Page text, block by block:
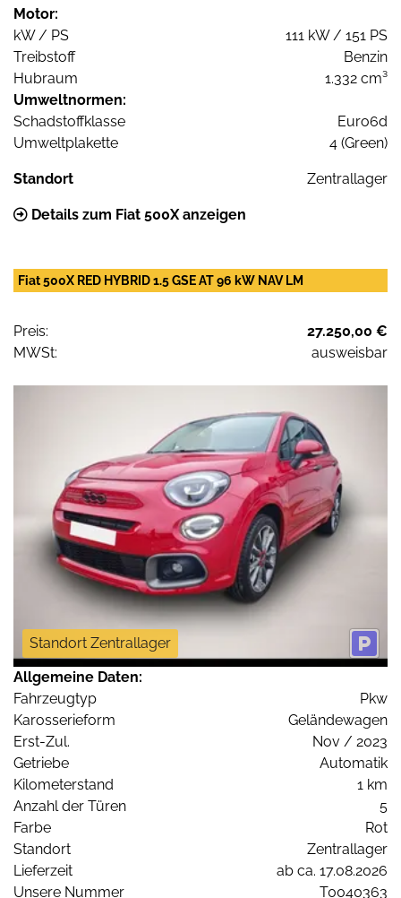
Motor:
kW / PS
111 kW / 151 PS
Treibstoff
Benzin
Hubraum
1.332 cm³
Umweltnormen:
Schadstoffklasse
Euro6d
Umweltplakette
4 (Green)
Standort Zentrallager
Details zum Fiat 500X anzeigen
Fiat 500X RED HYBRID 1.5 GSE AT 96 kW NAV LM
Preis:
27.250,00 €
MWSt:
ausweisbar
Standort Zentrallager
Allgemeine Daten:
Fahrzeugtyp
Pkw
Karosserieform
Geländewagen
Erst-Zul.
Nov / 2023
Getriebe
Automatik
Kilometerstand
1 km
Anzahl der Türen
5
Farbe
Rot
Standort
Zentrallager
Lieferzeit
ab ca. 17.08.2026
Unsere Nummer
T0040363